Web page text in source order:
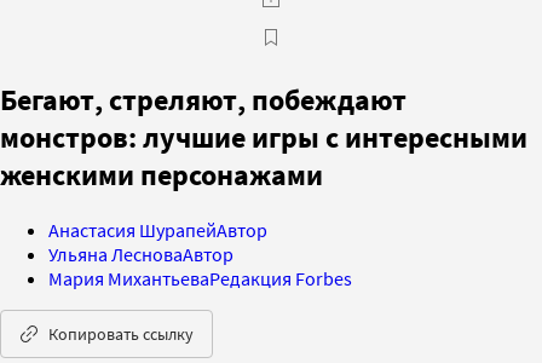
Бегают, стреляют, побеждают
монстров: лучшие игры с интересными
женскими персонажами
Анастасия ШурапейАвтор
Ульяна ЛесноваАвтор
Мария МихантьеваРедакция Forbes
Копировать ссылку